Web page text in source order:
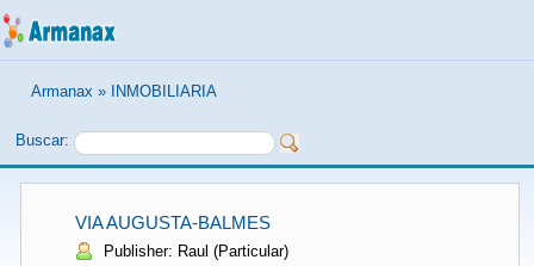
Armanax » INMOBILIARIA
Buscar:
VIA AUGUSTA-BALMES
Publisher: Raul (Particular)